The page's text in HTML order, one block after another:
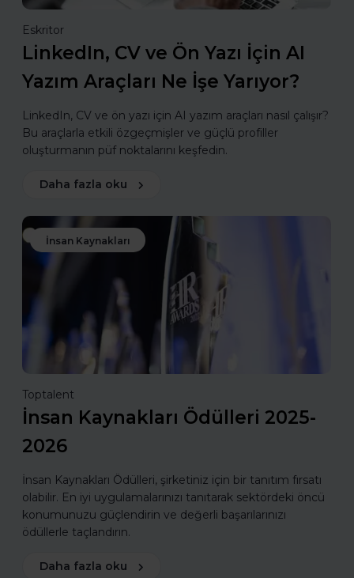
Eskritor
LinkedIn, CV ve Ön Yazı İçin AI
Yazım Araçları Ne İşe Yarıyor?
LinkedIn, CV ve ön yazı için AI yazım araçları nasıl çalışır?
Bu araçlarla etkili özgeçmişler ve güçlü profiller
oluşturmanın püf noktalarını keşfedin.
Daha fazla oku
İnsan Kaynakları
Toptalent
İnsan Kaynakları Ödülleri 2025-
2026
İnsan Kaynakları Ödülleri, şirketiniz için bir tanıtım fırsatı
olabilir. En iyi uygulamalarınızı tanıtarak sektördeki öncü
konumunuzu güçlendirin ve değerli başarılarınızı
ödüllerle taçlandırın.
Daha fazla oku